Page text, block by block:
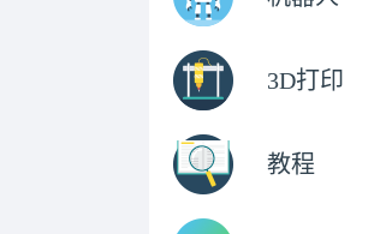
3D打印
教程